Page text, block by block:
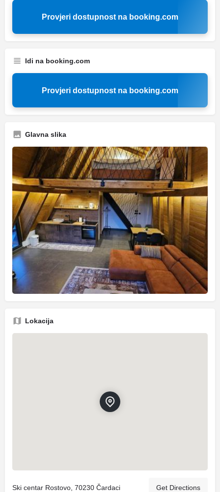
Provjeri dostupnost na booking.com
Idi na booking.com
Provjeri dostupnost na booking.com
Glavna slika
Lokacija
Ski centar Rostovo, 70230 Čardaci Get Directions